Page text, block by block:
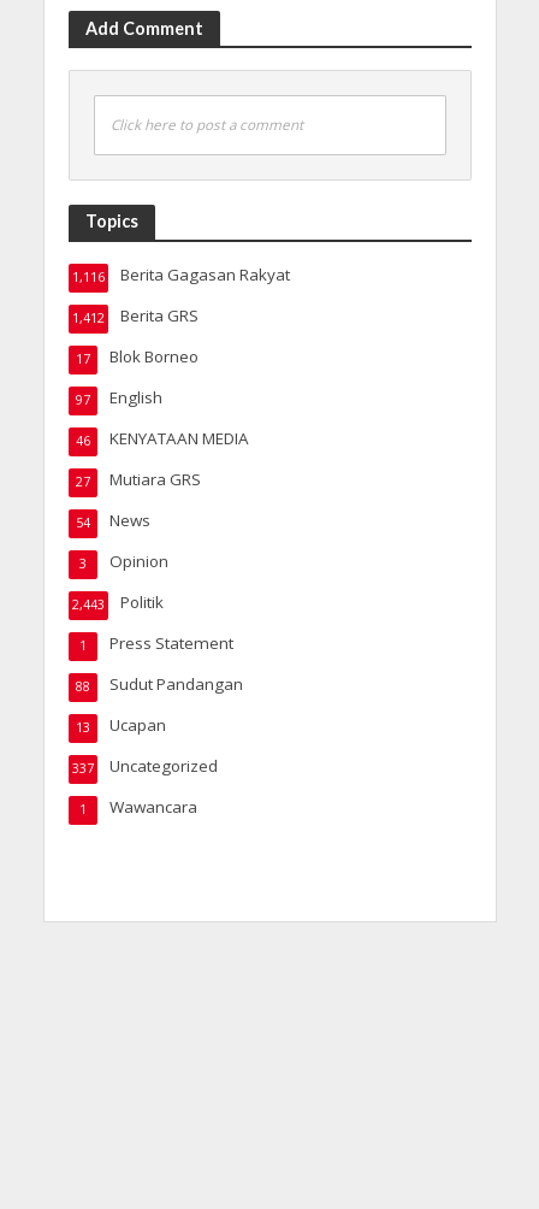
Add Comment
Click here to post a comment
Topics
Berita Gagasan Rakyat
1,116
Berita GRS
1,412
Blok Borneo
17
English
97
KENYATAAN MEDIA
46
Mutiara GRS
27
News
54
Opinion
3
Politik
2,443
Press Statement
1
Sudut Pandangan
88
Ucapan
13
Uncategorized
337
Wawancara
1